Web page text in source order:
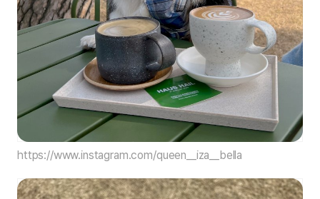
https://www.instagram.com/queen__iza__bella